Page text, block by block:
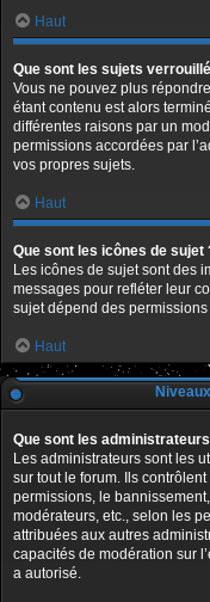
Haut
Que sont les sujets
Vous ne pouvez plus
étant contenu est alors
différentes raisons par un
permissions accordées par
vos propres sujets.
Haut
Que sont les icônes de sujet
Les icônes de sujet sont des
messages pour refléter leur
sujet dépend des
Haut
Que sont les
Les administrateurs sont les
sur tout le forum. Ils
permissions, le
modérateurs, etc., selon les
attribuées aux autres
capacités de modération sur
a autorisé.